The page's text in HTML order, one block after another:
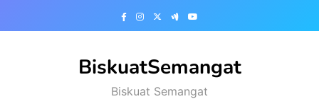
BiskuatSemangat
Biskuat Semangat